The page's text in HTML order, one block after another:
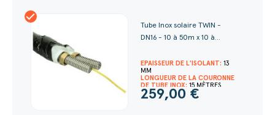
Tube Inox solaire TWIN -
DN16 - 10 à 50m x 10 à...
EPAISSEUR DE L'ISOLANT: 13
MM
LONGUEUR DE LA COURONNE
DE TUBE INOX: 15 MÈTRES
259,00 €